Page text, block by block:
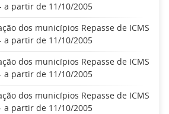
a partir de 11/10/2005
dos municípios Repasse de ICMS
a partir de 11/10/2005
dos municípios Repasse de ICMS
a partir de 11/10/2005
dos municípios Repasse de ICMS
a partir de 11/10/2005